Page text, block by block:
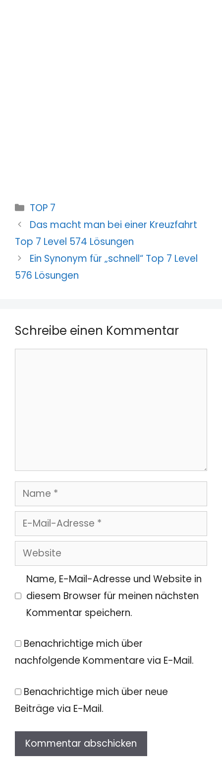
Kategorien
TOP 7
Das macht man bei einer Kreuzfahrt
Top 7 Level 574 Lösungen
Ein Synonym für „schnell“ Top 7 Level
576 Lösungen
Schreibe einen Kommentar
Name
E-
Mail-
Adresse
Website
Name, E-Mail-Adresse und Website in
diesem Browser für meinen nächsten
Kommentar speichern.
Benachrichtige mich über
nachfolgende Kommentare via E-Mail.
Benachrichtige mich über neue
Beiträge via E-Mail.